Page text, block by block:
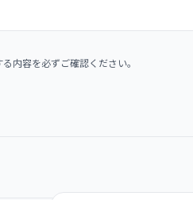
内容を必ずご確認ください。